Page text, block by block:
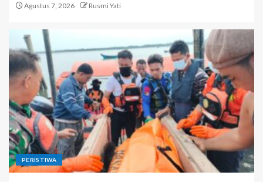
Agustus 7, 2026 Rusmi Yati
PERISTIWA